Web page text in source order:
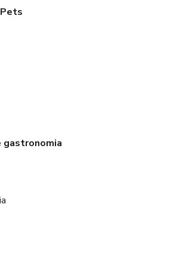
gastronomia